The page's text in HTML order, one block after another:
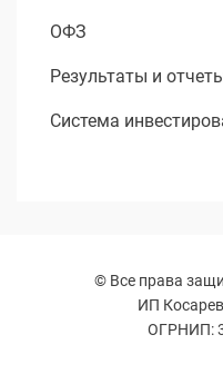
ОФЗ
Результаты и
Система
© Все права
ИП
ОГРНИП: